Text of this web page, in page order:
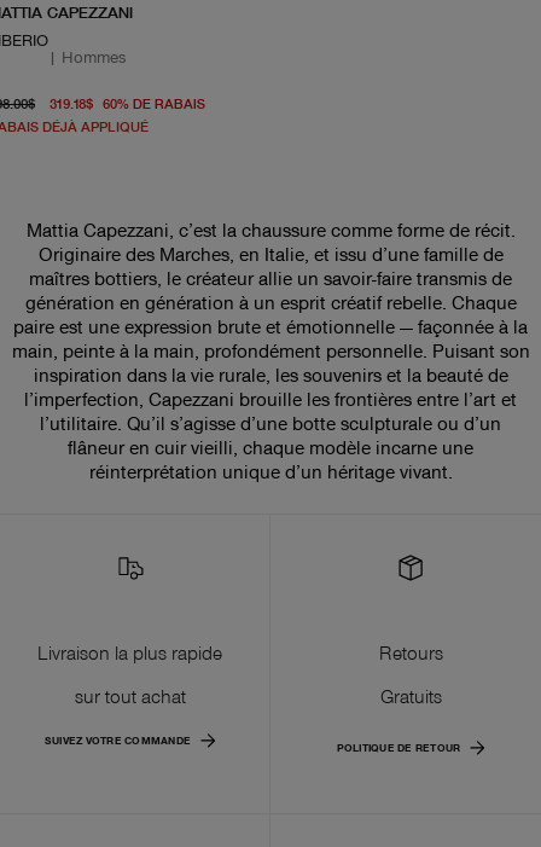
CAPEZZANI
| Hommes
prix d'origine 798.00$
319.18$ 60% DE RABAISÀ partir du prix actuel 319.18$
DÉJÀ APPLIQUÉ
Mattia Capezzani, c’est la chaussure comme forme de récit.
Originaire des Marches, en Italie, et issu d’une famille de
maîtres bottiers, le créateur allie un savoir-faire transmis de
génération en génération à un esprit créatif rebelle. Chaque
paire est une expression brute et émotionnelle — façonnée à la
main, peinte à la main, profondément personnelle. Puisant son
inspiration dans la vie rurale, les souvenirs et la beauté de
l’imperfection, Capezzani brouille les frontières entre l’art et
l’utilitaire. Qu’il s’agisse d’une botte sculpturale ou d’un
flâneur en cuir vieilli, chaque modèle incarne une
réinterprétation unique d’un héritage vivant.
Livraison la plus rapide
sur tout achat
SUIVEZ VOTRE COMMANDE
Retours
Gratuits
POLITIQUE DE RETOUR